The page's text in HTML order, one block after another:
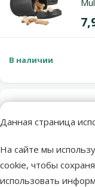
Данная страница
На сайте мы
cookie, чтобы
использовать
В наличии